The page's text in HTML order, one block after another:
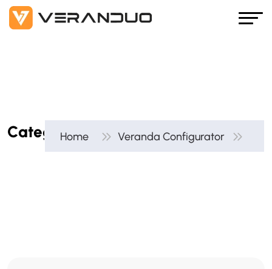
Categ orie:V er anda Configura to
Home Veranda Configurator